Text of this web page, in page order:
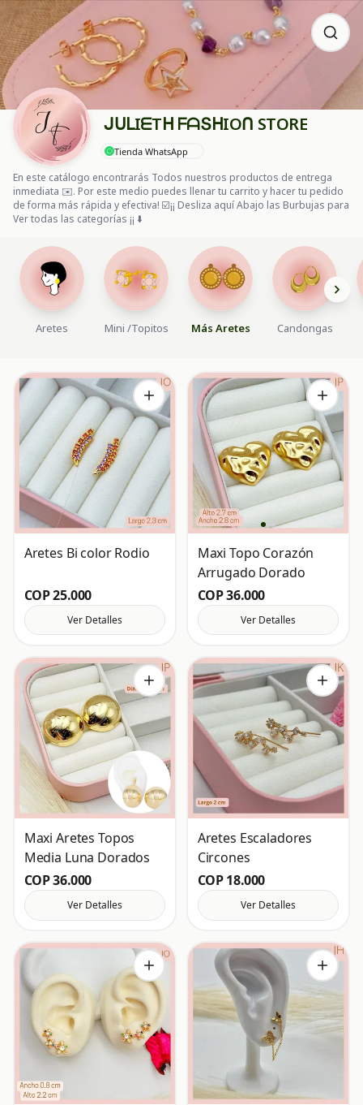
ᒍᑌᒪIᗴTᕼ ᖴᗩՏᕼIOᑎ STORE
Tienda WhatsApp
En este catálogo encontrarás Todos nuestros productos de entrega
inmediata ✉️. Por este medio puedes llenar tu carrito y hacer tu pedido
de forma más rápida y efectiva! ☑️¡¡ Desliza aquí Abajo las Burbujas para
Ver todas las categorías ¡¡ ⬇️
Aretes Mini /Topitos Más Aretes Candongas
Aretes Bi color Rodio
COP 25.000
Ver Detalles
Maxi Topo Corazón
Arrugado Dorado
COP 36.000
Ver Detalles
Maxi Aretes Topos
Media Luna Dorados
COP 36.000
Ver Detalles
Aretes Escaladores
Circones
COP 18.000
Ver Detalles